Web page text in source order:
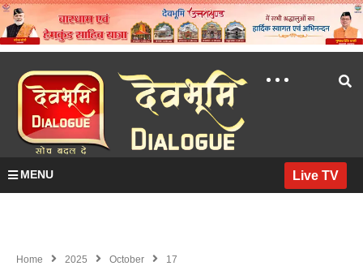
MENU Live TV
Home 2025 October 17